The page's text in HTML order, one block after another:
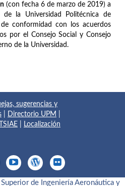
(con fecha 6 de marzo de 2019) a
de la Universidad Politécnica de
de conformidad con los acuerdos
por el Consejo Social y Consejo
de la Universidad.
sugerencias y
Directorio UPM
Localización
de Ingeniería Aeronáutica y